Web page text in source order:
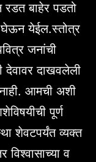
बाहेर पडतो
येईल.स्तोत्र
जनांची
दाखवलेली
आमची अशी
पूर्ण
शेवटपर्यंत व्यक्त
व